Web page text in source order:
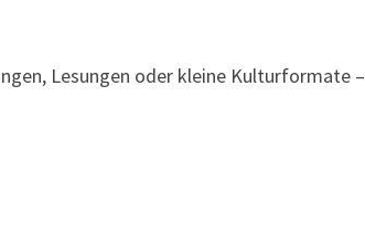
Lesungen oder kleine Kulturformate –